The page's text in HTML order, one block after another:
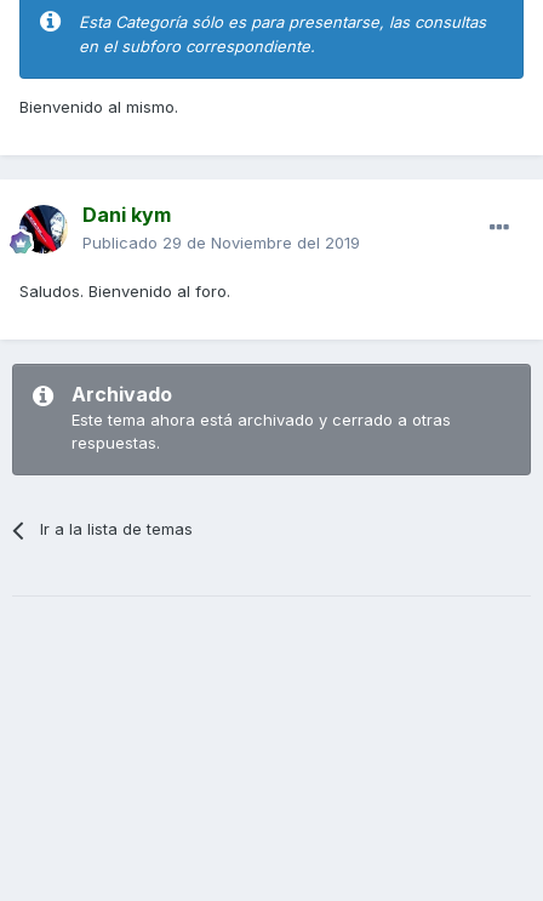
Esta Categoría sólo es para presentarse, las consultas
en el subforo correspondiente.
Bienvenido al mismo.
Dani kym
Publicado 29 de Noviembre del 2019
Saludos. Bienvenido al foro.
Archivado
Este tema ahora está archivado y cerrado a otras
respuestas.
Ir a la lista de temas